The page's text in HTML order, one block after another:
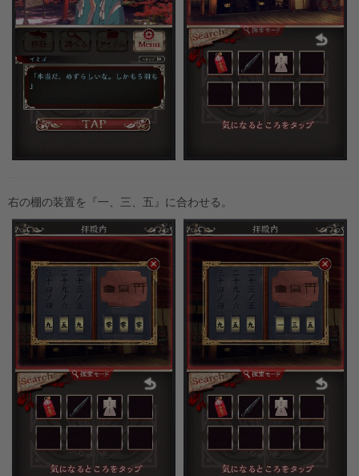
右の棚の装置を『一、三、五』に合わせる。